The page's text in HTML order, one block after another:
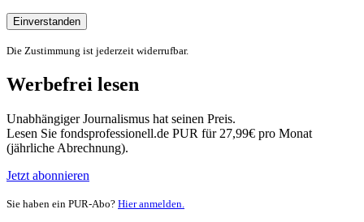
Einverstanden
Die Zustimmung ist jederzeit widerrufbar.
Werbefrei lesen
Unabhängiger Journalismus hat seinen Preis.
Lesen Sie fondsprofessionell.de PUR für 27,99€ pro Monat
(jährliche Abrechnung).
Jetzt abonnieren
Sie haben ein PUR-Abo? Hier anmelden.